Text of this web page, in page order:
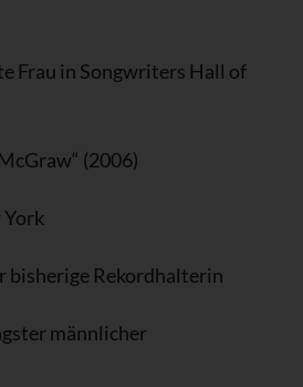
Frau in Songwriters Hall of
(2006)
York
bisherige Rekordhalterin
männlicher